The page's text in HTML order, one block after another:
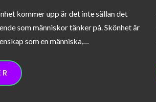
kommer upp är det inte sällan det
som människor tänker på. Skönhet är
som en människa,…